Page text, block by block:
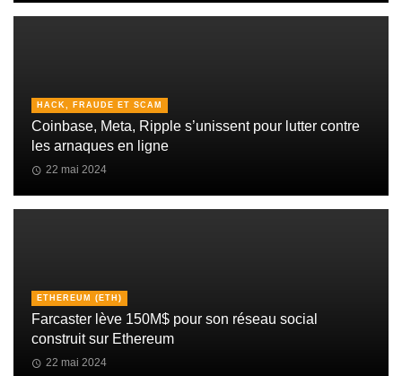
HACK, FRAUDE ET SCAM
Coinbase, Meta, Ripple s’unissent pour lutter contre
les arnaques en ligne
22 mai 2024
ETHEREUM (ETH)
Farcaster lève 150M$ pour son réseau social
construit sur Ethereum
22 mai 2024